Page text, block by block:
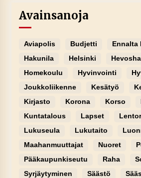
Avainsanoja
Aviapolis Budjetti
Ennalta
Hakunila
Helsinki
Homekoulu
Hyvinvointi
Joukkoliikenne
Kesätyö
Kirjasto
Korona Korso
Kuntatalous
Lapset
Lukuseula
Lukutaito
Maahanmuuttajat
Nuoret
Pääkaupunkiseutu
Raha
Syrjäytyminen
Säästö